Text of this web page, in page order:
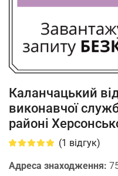
Каланчацький
виконавчої
районі
(1 відгук)
Адреса знаходження: